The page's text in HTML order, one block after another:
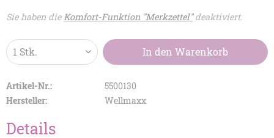
Sie haben dieKomfort-Funktion "Merkzettel"deaktiviert.
In den Warenkorb
Artikel-Nr.:
5500130
Hersteller:
Wellmaxx
Details